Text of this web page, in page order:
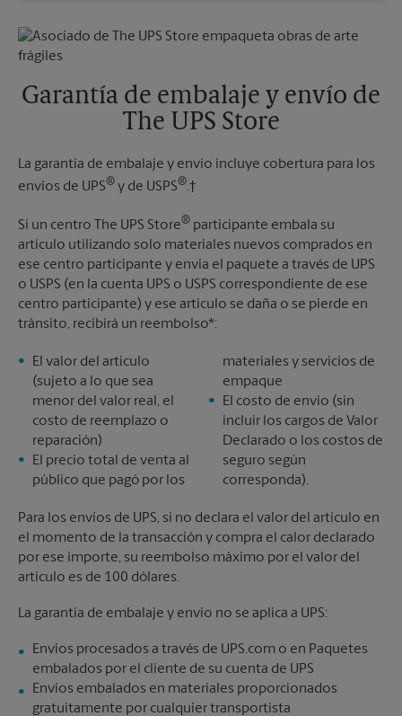
Viernes
6:30 PM
Sábado
Lunes
6:30 PM
6:30 PM
Garantía de embalaje y envío de
The UPS Store
La garantía de embalaje y envío incluye cobertura para los
envíos de UPS® y de USPS®.†
Si un centro The UPS Store® participante embala su
artículo utilizando solo materiales nuevos comprados en
ese centro participante y envía el paquete a través de UPS
o USPS (en la cuenta UPS o USPS correspondiente de ese
centro participante) y ese artículo se daña o se pierde en
tránsito, recibirá un reembolso*:
El valor del artículo
(sujeto a lo que sea
menor del valor real, el
costo de reemplazo o
reparación)
El precio total de venta al
público que pagó por los
materiales y servicios de
empaque
El costo de envío (sin
incluir los cargos de Valor
Declarado o los costos de
seguro según
corresponda).
Para los envíos de UPS, si no declara el valor del artículo en
el momento de la transacción y compra el calor declarado
por ese importe, su reembolso máximo por el valor del
artículo es de 100 dólares.
La garantía de embalaje y envío no se aplica a UPS:
Envíos procesados a través de UPS.com o en Paquetes
embalados por el cliente de su cuenta de UPS
Envíos embalados en materiales proporcionados
gratuitamente por cualquier transportista